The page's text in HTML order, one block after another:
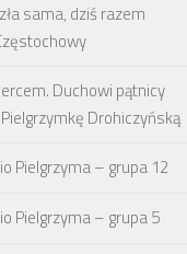
sama, dziś razem
Duchowi pątnicy
Drohiczyńską
Pielgrzyma – grupa 12
Pielgrzyma – grupa 5